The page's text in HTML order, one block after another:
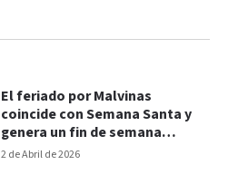
2 de Abril de 2026
El feriado por Malvinas
coincide con Semana Santa y
genera un fin de semana
extralargo